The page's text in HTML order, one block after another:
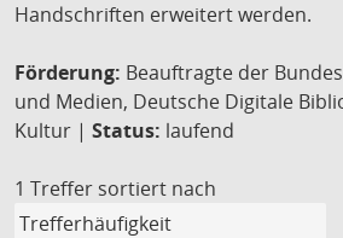
Handschriften erweitert werden.
Förderung: Beauftragte der
und Medien, Deutsche Digitale
Kultur | Status: laufend
1 Treffer sortiert nach